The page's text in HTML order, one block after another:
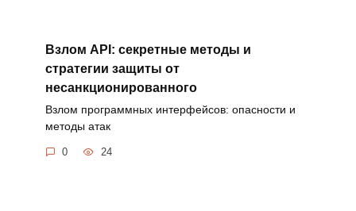
Взлом API: секретные методы и
стратегии защиты от
несанкционированного
Взлом программных интерфейсов: опасности и
методы атак
0 24